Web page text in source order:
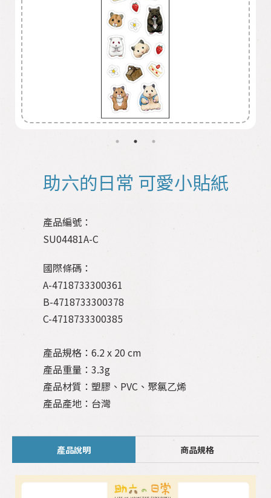
助六的日常 可愛小貼紙
產品編號：
SU04481A-C
國際條碼：
A-4718733300361
B-4718733300378
C-4718733300385
產品規格：6.2 x 20 cm
產品重量：3.3g
產品材質：塑膠、PVC、聚氯乙烯
產品產地：台灣
產品說明 商品規格